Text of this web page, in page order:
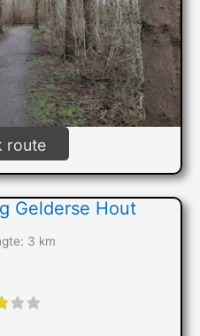
route
Gelderse Hout
3 km